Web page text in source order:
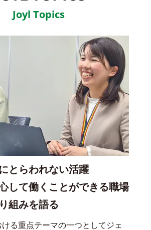
Joyl Topics
とらわれない活躍
して働くことができる職場
組みを語る
る重点テーマの一つとしてジェ